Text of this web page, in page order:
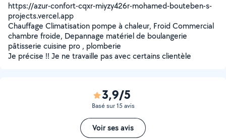
https://azur-confort-cqxr-miyzy426r-mohamed-bouteben-s-
projects.vercel.app
Chauffage Climatisation pompe à chaleur, Froid Commercial
chambre froide, Depannage matériel de boulangerie
pâtisserie cuisine pro , plomberie
Je précise !! Je ne travaille pas avec certains clientèle
3,9/5
Basé sur 15 avis
Voir ses avis